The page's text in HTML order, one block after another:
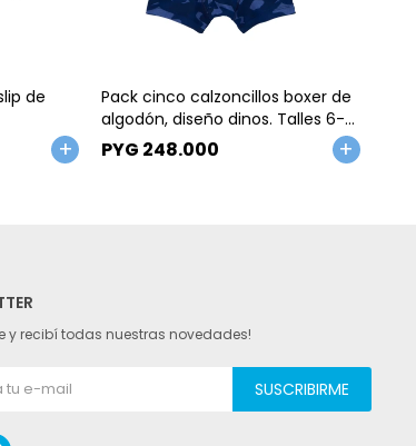
de
Pack cinco calzoncillos boxer de
algodón, diseño dinos. Talles 6-
14
PYG 248.000
y recibí todas nuestras novedades!
SUSCRIBIRME